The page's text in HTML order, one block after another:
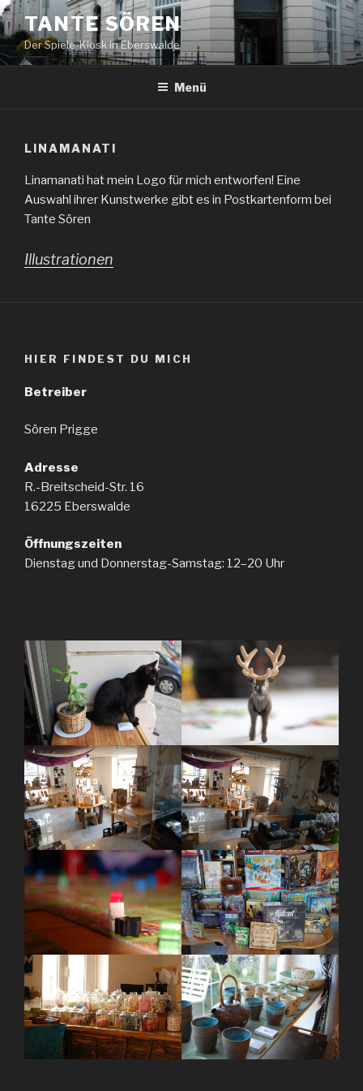
Zum
Inhalt
springen
TANTE SÖREN
Der Spiele-Kiosk in Eberswalde
Menü
LINAMANATI
Linamanati hat mein Logo für mich entworfen! Eine
Auswahl ihrer Kunstwerke gibt es in Postkartenform bei
Tante Sören
Illustrationen
HIER FINDEST DU MICH
Betreiber
Sören Prigge
Adresse
R.-Breitscheid-Str. 16
16225 Eberswalde
Öffnungszeiten
Dienstag und Donnerstag-Samstag: 12–20 Uhr